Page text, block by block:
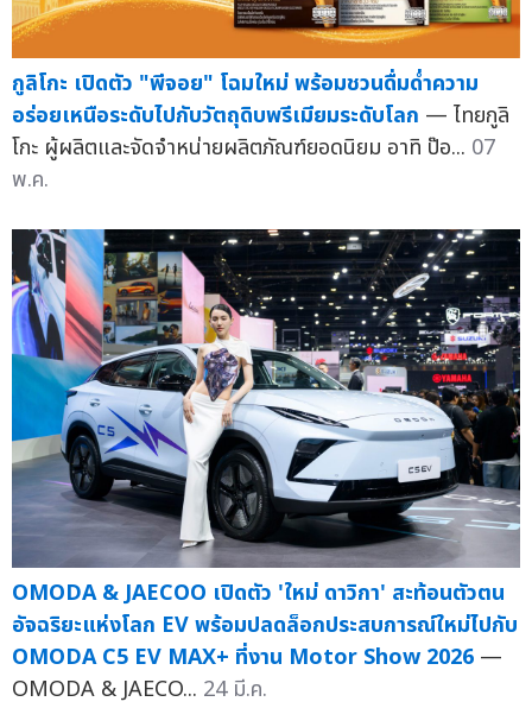
กูลิโกะ เปิดตัว "พีจอย" โฉมใหม่ พร้อมชวนดื่มด่ำความ
อร่อยเหนือระดับไปกับวัตถุดิบพรีเมียมระดับโลก — ไทยกูลิ
โกะ ผู้ผลิตและจัดจำหน่ายผลิตภัณฑ์ยอดนิยม อาทิ ป๊อ... 07
พ.ค.
OMODA & JAECOO เปิดตัว 'ใหม่ ดาวิกา' สะท้อนตัวตน
อัจฉริยะแห่งโลก EV พร้อมปลดล็อกประสบการณ์ใหม่ไปกับ
OMODA C5 EV MAX+ ที่งาน Motor Show 2026 —
OMODA & JAECO... 24 มี.ค.